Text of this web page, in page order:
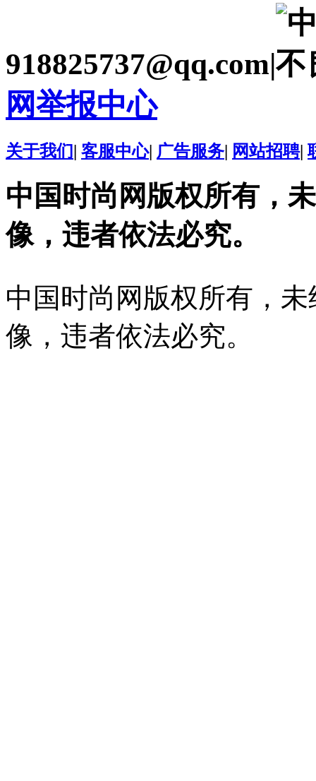
918825737@qq.com|
网举报中心
关于我们 客服中心| 广告服务 网站招聘|
中国时尚网版权所有，
像，违者依法必究。
中国时尚网版权所有，
像，违者依法必究。